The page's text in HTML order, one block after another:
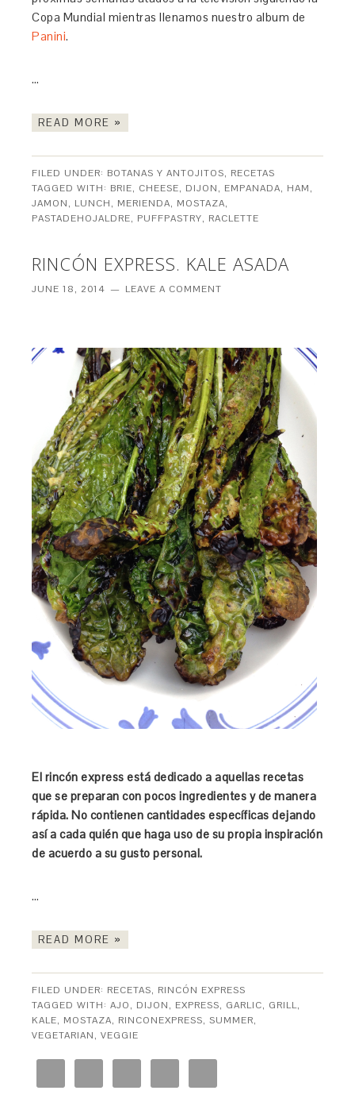
Copa Mundial mientras llenamos nuestro album de
Panini.
…
READ MORE »
FILED UNDER: BOTANAS Y ANTOJITOS, RECETAS
TAGGED WITH: BRIE, CHEESE, DIJON, EMPANADA, HAM,
JAMON, LUNCH, MERIENDA, MOSTAZA,
PASTADEHOJALDRE, PUFFPASTRY, RACLETTE
RINCÓN EXPRESS. KALE ASADA
JUNE 18, 2014 LEAVE A COMMENT
El rincón express está dedicado a aquellas recetas
que se preparan con pocos ingredientes y de manera
rápida. No contienen cantidades específicas dejando
así a cada quién que haga uso de su propia inspiración
de acuerdo a su gusto personal.
…
READ MORE »
FILED UNDER: RECETAS, RINCÓN EXPRESS
TAGGED WITH:AJO, DIJON, EXPRESS, GARLIC, GRILL,
KALE, MOSTAZA, RINCONEXPRESS,SUMMER,
VEGETARIAN,VEGGIE